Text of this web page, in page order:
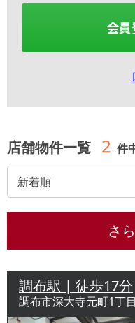
会員
店舗物件一覧 2 件
さ
調布駅 | 徒歩17分
調布市深大寺元町1丁目